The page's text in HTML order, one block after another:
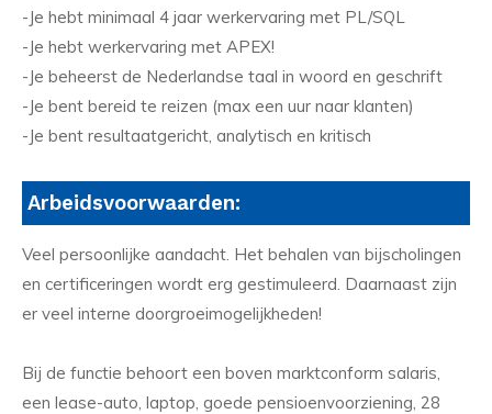
-Je hebt minimaal 4 jaar werkervaring met PL/SQL
-Je hebt werkervaring met APEX!
-Je beheerst de Nederlandse taal in woord en geschrift
-Je bent bereid te reizen (max een uur naar klanten)
-Je bent resultaatgericht, analytisch en kritisch
Arbeidsvoorwaarden:
Veel persoonlijke aandacht. Het behalen van bijscholingen
en certificeringen wordt erg gestimuleerd. Daarnaast zijn
er veel interne doorgroeimogelijkheden!
Bij de functie behoort een boven marktconform salaris,
een lease-auto, laptop, goede pensioenvoorziening, 28